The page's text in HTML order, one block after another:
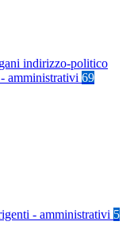
indirizzo-politico
amministrativi 69
- amministrativi 5